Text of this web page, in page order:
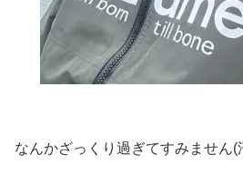
なんかざっくり過ぎてすみません(